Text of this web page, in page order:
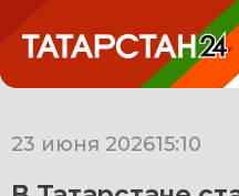
23 июня 202615:10